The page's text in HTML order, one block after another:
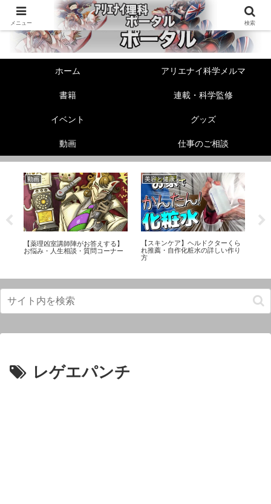
ホーム アリエナイ科学メルマ
書籍 連載・科学監修
イベント グッズ
動画 仕事のご相談
動画
【薬理凶室講師陣がお答えする】
お悩み・人生相談・質問コーナー
美容と健康
【スキンケア】ヘルドクターくら
れ推薦・自作化粧水の詳しい作り
方
レゲエパンチ
メニュー 検索